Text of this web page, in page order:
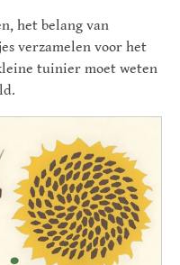
het belang van
verzamelen voor het
tuinier moet weten